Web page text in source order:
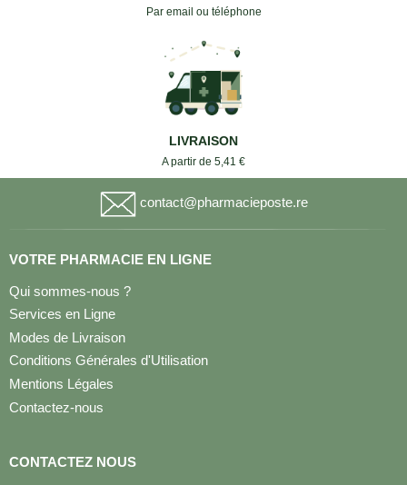
Par email ou téléphone
LIVRAISON
A partir de 5,41 €
contact@pharmacieposte.re
VOTRE PHARMACIE EN LIGNE
Qui sommes-nous ?
Services en Ligne
Modes de Livraison
Conditions Générales d'Utilisation
Mentions Légales
Contactez-nous
CONTACTEZ NOUS